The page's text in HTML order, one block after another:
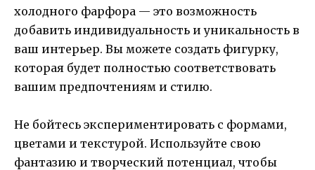
холодного фарфора — это возможность
добавить индивидуальность и уникальность в
ваш интерьер. Вы можете создать фигурку,
которая будет полностью соответствовать
вашим предпочтениям и стилю.
Не бойтесь экспериментировать с формами,
цветами и текстурой. Используйте свою
фантазию и творческий потенциал, чтобы